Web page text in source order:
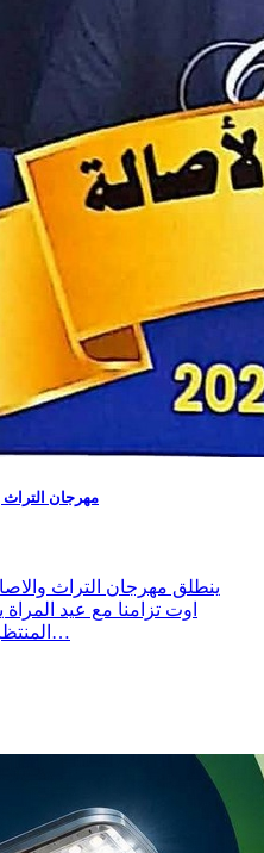
مهرجان التراث
اوت تزامنا مع عيد
المنتظر ان تحقق حضورا متميزا ويتواصل…